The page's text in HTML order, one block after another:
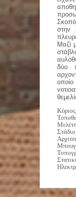
στην
Μαζί
δύο
οποίο